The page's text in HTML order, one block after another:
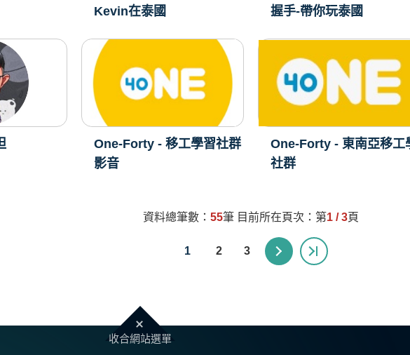
Kevin在泰國
握手-帶你玩泰國
One-Forty - 移工學習社群
影音
One-Forty - 東南亞移工
社群
資料總筆數： 55筆 目前所在頁次：第1 / 3頁
1 2 3
收合網站選單